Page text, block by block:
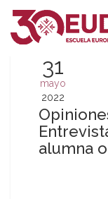
31
mayo
2022
alumna